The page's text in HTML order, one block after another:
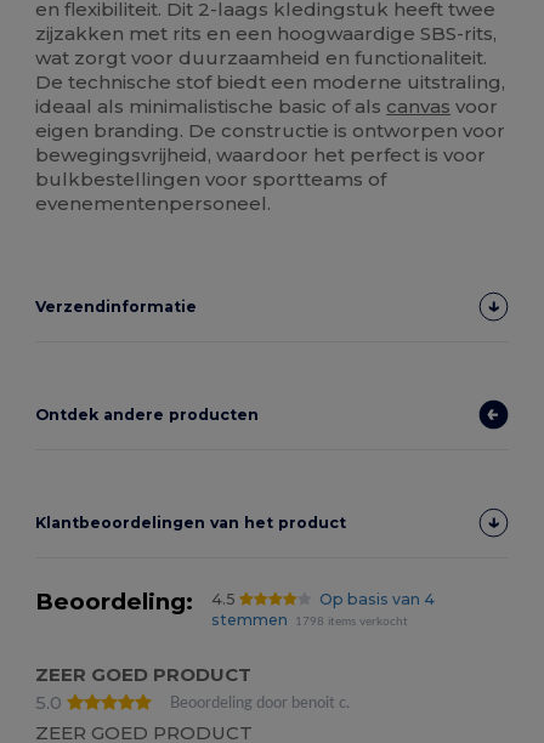
en flexibiliteit. Dit 2-laags kledingstuk heeft twee
zijzakken met rits en een hoogwaardige SBS-rits,
wat zorgt voor duurzaamheid en functionaliteit.
De technische stof biedt een moderne uitstraling,
ideaal als minimalistische basic of als canvas voor
eigen branding. De constructie is ontworpen voor
bewegingsvrijheid, waardoor het perfect is voor
bulkbestellingen voor sportteams of
evenementenpersoneel.
Verzendinformatie
Ontdek andere producten
Klantbeoordelingen van het product
Beoordeling: 4.5
Op basis van 4
stemmen
1798 items verkocht
ZEER GOED PRODUCT
5.0
Beoordeling door benoit c.
ZEER GOED PRODUCT